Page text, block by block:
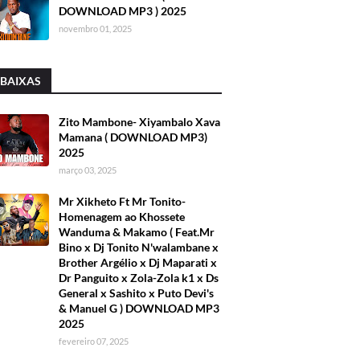
DOWNLOAD MP3 ) 2025
novembro 01, 2025
Zito Mambone- Xiyambalo Xava
Mamana ( DOWNLOAD MP3)
2025
março 03, 2025
Mr Xikheto Ft Mr Tonito-
Homenagem ao Khossete
Wanduma & Makamo ( Feat.Mr
Bino x Dj Tonito N'walambane x
Brother Argélio x Dj Maparati x
Dr Panguito x Zola-Zola k1 x Ds
General x Sashito x Puto Devi's
& Manuel G ) DOWNLOAD MP3
2025
fevereiro 07, 2025